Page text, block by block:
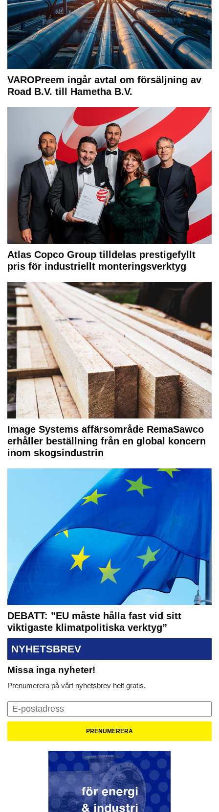
VAROPreem ingår avtal om försäljning av
Road B.V. till Hametha B.V.
Atlas Copco Group tilldelas prestigefyllt
pris för industriellt monteringsverktyg
Image Systems affärsområde RemaSawco
erhåller beställning från en global koncern
inom skogsindustrin
DEBATT: ”EU måste hålla fast vid sitt
viktigaste klimatpolitiska verktyg”
NYHETSBREV
Missa inga nyheter!
Prenumerera på vårt nyhetsbrev helt gratis.